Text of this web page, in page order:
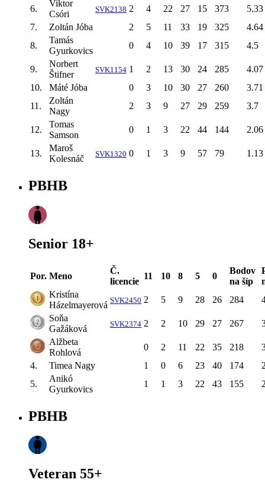
6.
Viktor
Csóri
SVK2138 2 4 22 27 15 373
5.33
7.
Zoltán Jóba 2 5 11 33 19 325
4.64
8.
Tamás
Gyurkovics
0 4 10 39 17 315 4.5
9.
Norbert
Štifner
SVK1154 1 2 13 30 24 285
4.07
10.
Máté Jóba 0 3 10 30 27 260
3.71
11.
Zoltán
Nagy
2 3 9 27 29 259 3.7
12.
Tomas
Samson
0 1 3 22 44 144 2.06
13.
Maroš
Kolesnáč
SVK1320 0 1 3 9 57 79 1.13
PBHB
Senior 18+
Por. Meno
Č.
licencie
11 10 8 5 0
Bodov
na šíp
Kristína
Házelmayerová SVK2450 2 5 9 28 26 284
Soňa
Gažáková
SVK2374 2 2 10 29 27 267
Alžbeta
Rohlová
0 2 11 22 35 218
4.
Timea Nagy 1 0 6 23 40 174
5.
Anikó
Gyurkovics
1 1 3 22 43 155
PBHB
Veteran 55+